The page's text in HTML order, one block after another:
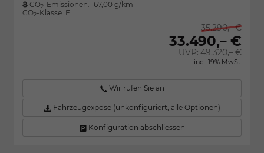
CO2-Emissionen: 167,00 g/km
CO2-Klasse: F
35.290,– €
33.490,– €
UVP: 49.320,– €
incl. 19% MwSt.
Wir rufen Sie an
Fahrzeugexpose (unkonfiguriert, alle Optionen)
Konfiguration abschliessen